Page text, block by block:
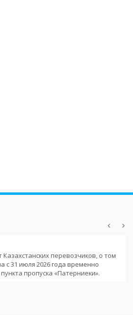
перевозчиков, о том
с 31 июля 2026 года временно
пропуска «Патерниеки».